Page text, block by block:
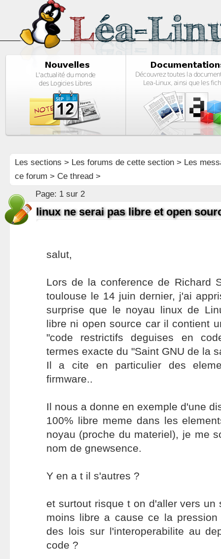
Les sections > Les forums de cette section> Les
ce forum > Ce thread >
Page: 1 sur 2
linux ne serai pas libre et open
salut,
Lors de la conference de Richard
toulouse le 14 juin dernier, j'ai
surprise que le noyau linux de
libre ni open source car il contient
"code restrictifs deguises en
termes exacte du "Saint GNU de la
Il a cite en particulier des
firmware..
Il nous a donne en exemple d'une
100% libre meme dans les
noyau (proche du materiel), je me
nom de gnewsence.
Y en a t il s'autres ?
et surtout risque t on d'aller vers un
moins libre a cause ce la
des lois sur l'interoperabilite au
code ?